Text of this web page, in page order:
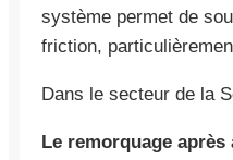
système permet de
friction,
Dans le secteur de la
Le remorquage après